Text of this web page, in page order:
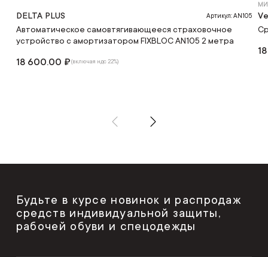
DELTA PLUS Артикул: AN105
Автоматическое самовтягивающееся страховочное
устройство с амортизатором FIXBLOC AN105 2 метра
18 600.00 ₽(включая ндс 22%)
Будьте в курсе новинок и распродаж
средств индивидуальной защиты,
рабочей обуви и спецодежды